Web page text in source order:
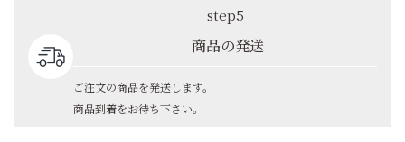
step5
商品の発送
ご注文の商品を発送します。
商品到着をお待ち下さい。